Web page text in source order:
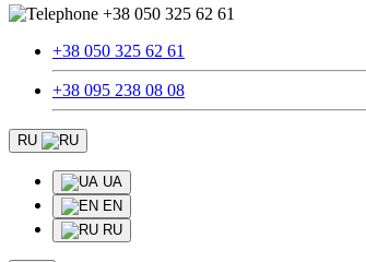
+38 050 325 62 61
+38 050 325 62 61
+38 095 238 08 08
RU
UA
EN
RU